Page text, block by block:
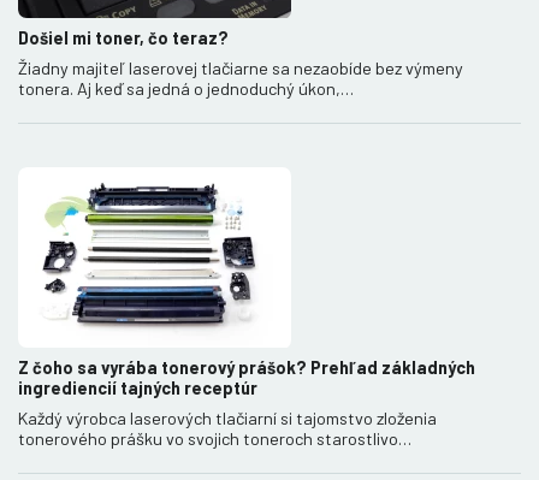
Došiel mi toner, čo teraz?
Žiadny majiteľ laserovej tlačiarne sa nezaobíde bez výmeny
tonera. Aj keď sa jedná o jednoduchý úkon,…
Z čoho sa vyrába tonerový prášok? Prehľad základných
ingrediencií tajných receptúr
Každý výrobca laserových tlačiarní si tajomstvo zloženia
tonerového prášku vo svojich toneroch starostlivo…